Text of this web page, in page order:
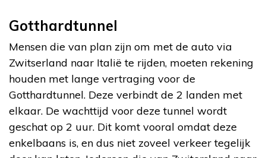
Gotthardtunnel
Mensen die van plan zijn om met de auto via
Zwitserland naar Italië te rijden, moeten rekening
houden met lange vertraging voor de
Gotthardtunnel. Deze verbindt de 2 landen met
elkaar. De wachttijd voor deze tunnel wordt
geschat op 2 uur. Dit komt vooral omdat deze
enkelbaans is, en dus niet zoveel verkeer tegelijk